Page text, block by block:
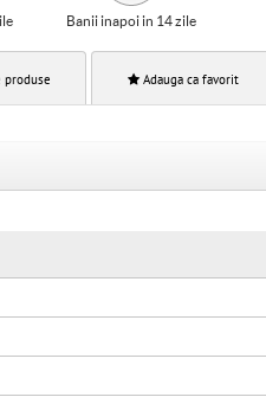
Banii inapoi in 14 zile
produse Adauga ca favorit